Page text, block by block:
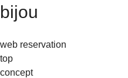
bijou
web reservation
top
concept